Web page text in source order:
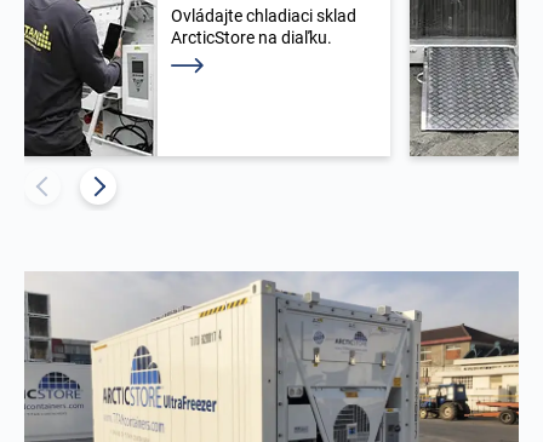
Ovládajte chladiaci sklad
ArcticStore na diaľku.
Prečítajte si viac